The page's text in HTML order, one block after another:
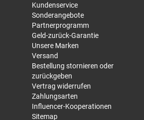
Kundenservice
Sonderangebote
Partnerprogramm
Geld-zurück-Garantie
Unsere Marken
Versand
Bestellung stornieren oder
zurückgeben
Vertrag widerrufen
Zahlungsarten
Influencer-Kooperationen
Sitemap